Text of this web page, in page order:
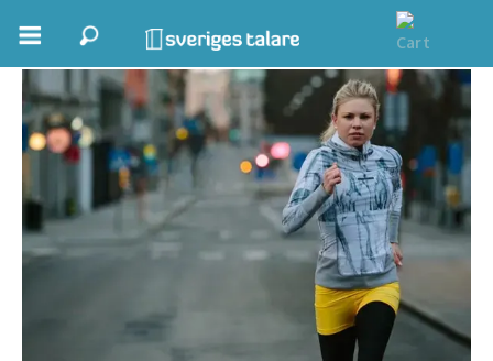
Boka ett möte
Samhällsnytta
Inspirerande Föreläsare
Charlotte Karlsson